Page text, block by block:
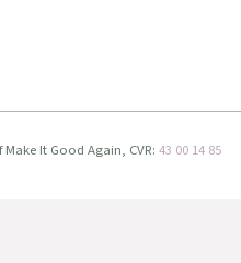
It Good Again, CVR: 43 00 14 85